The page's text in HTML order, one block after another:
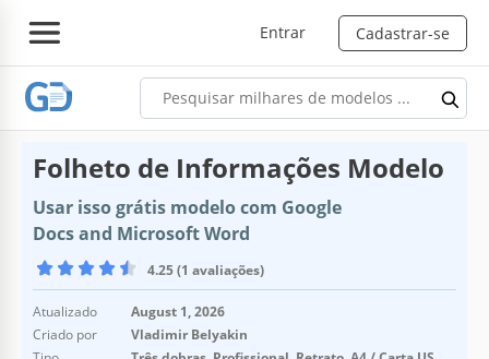
Entrar Cadastrar-se
Folheto de Informações Modelo
Usar isso grátis modelo com Google
Docs and Microsoft Word
4.25 (1 avaliações)
Atualizado
August 1, 2026
Criado por
Vladimir Belyakin